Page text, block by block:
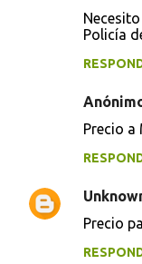
Policía
Precio a
Precio